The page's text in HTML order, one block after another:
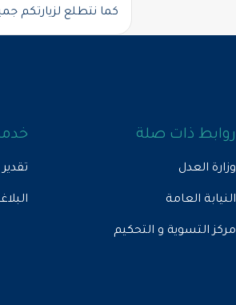
كما نتطلع لزيارتكم
روابط ذات صلة
وزارة العدل
النيابة العامة
مركز التسوية و التحكيم